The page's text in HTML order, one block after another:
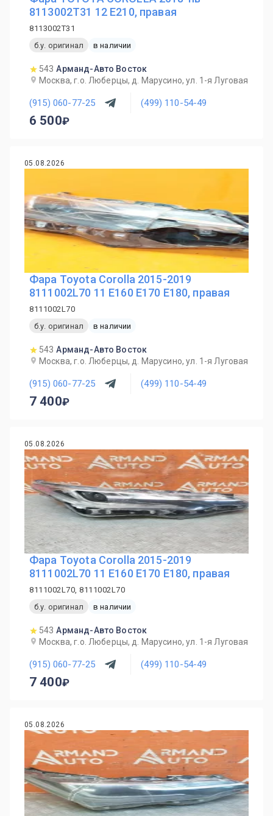
8113002T31 12 E210, правая
8113002T31
б.у. оригинал
в наличии
543 Арманд-Авто Восток
Москва, г.о. Люберцы, д. Марусино, ул. 1-я Луговая
(915) 060-77-25 (499) 110-54-49
6 500
05.08.2026
Фара Toyota Corolla 2015-2019
8111002L70 11 E160 E170 E180, правая
8111002L70
б.у. оригинал
в наличии
543 Арманд-Авто Восток
Москва, г.о. Люберцы, д. Марусино, ул. 1-я Луговая
(915) 060-77-25 (499) 110-54-49
7 400
05.08.2026
Фара Toyota Corolla 2015-2019
8111002L70 11 E160 E170 E180, правая
8111002L70, 8111002L70
б.у. оригинал
в наличии
543 Арманд-Авто Восток
Москва, г.о. Люберцы, д. Марусино, ул. 1-я Луговая
(915) 060-77-25 (499) 110-54-49
7 400
05.08.2026